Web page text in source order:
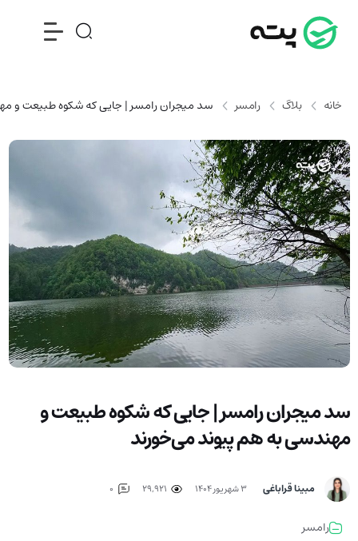
خانه بلاگ رامسر سد میجران رامسر | جایی که شکوه طبیعت و
سد میجران رامسر | جایی که شکوه طبیعت و
مهندسی به هم پیوند می‌خورند
مبینا قراباغی ۳ شهریور ۱۴۰۴
رامسر